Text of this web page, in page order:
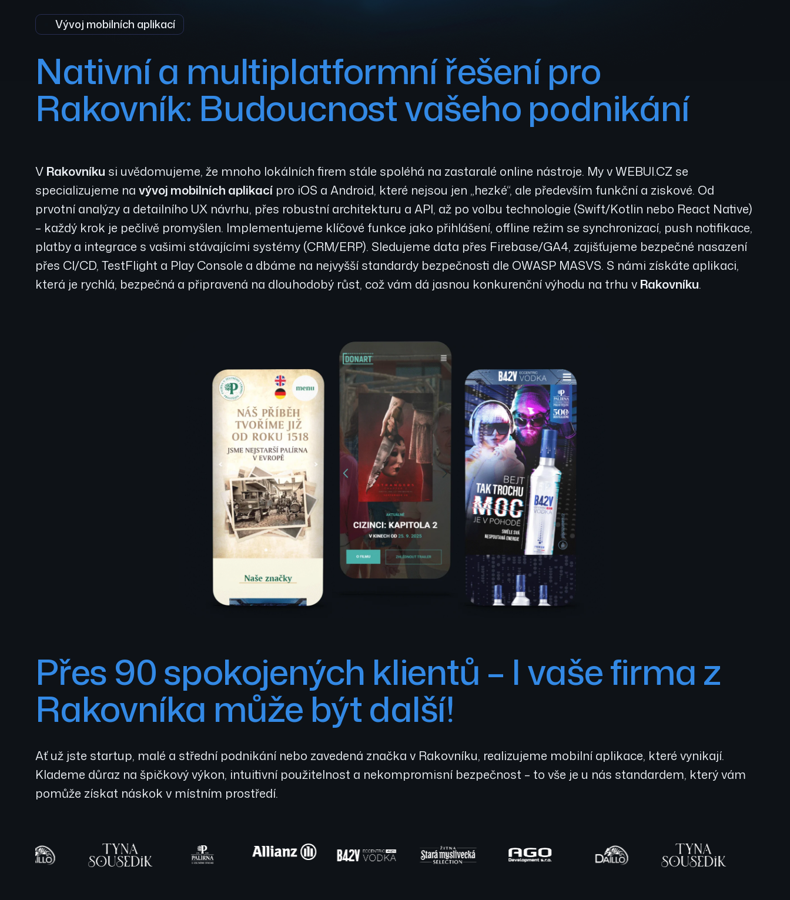
Vývoj mobilních aplikací
Nativní a multiplatformní řešení pro
Rakovník: Budoucnost vašeho podnikání
V Rakovníku si uvědomujeme, že mnoho lokálních firem stále spoléhá na zastaralé online nástroje. My v WEBUI.CZ se
specializujeme na vývoj mobilních aplikací pro iOS a Android, které nejsou jen „hezké“, ale především funkční a ziskové. Od
prvotní analýzy a detailního UX návrhu, přes robustní architekturu a API, až po volbu technologie (Swift/Kotlin nebo React Native)
– každý krok je pečlivě promyšlen. Implementujeme klíčové funkce jako přihlášení, offline režim se synchronizací, push notifikace,
platby a integrace s vašimi stávajícími systémy (CRM/ERP). Sledujeme data přes Firebase/GA4, zajišťujeme bezpečné nasazení
přes CI/CD, TestFlight a Play Console a dbáme na nejvyšší standardy bezpečnosti dle OWASP MASVS. S námi získáte aplikaci,
která je rychlá, bezpečná a připravená na dlouhodobý růst, což vám dá jasnou konkurenční výhodu na trhu v Rakovníku.
Přes 90 spokojených klientů – I vaše firma z
Rakovníka může být další!
Ať už jste startup, malé a střední podnikání nebo zavedená značka v Rakovníku, realizujeme mobilní aplikace, které vynikají.
Klademe důraz na špičkový výkon, intuitivní použitelnost a nekompromisní bezpečnost – to vše je u nás standardem, který vám
pomůže získat náskok v místním prostředí.